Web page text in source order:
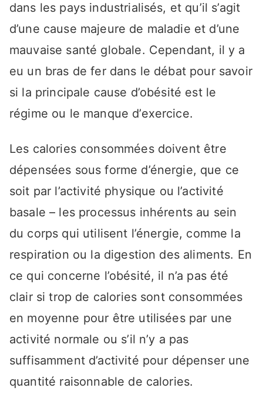
dans les pays industrialisés, et qu’il s’agit
d’une cause majeure de maladie et d’une
mauvaise santé globale. Cependant, il y a
eu un bras de fer dans le débat pour savoir
si la principale cause d’obésité est le
régime ou le manque d’exercice.
Les calories consommées doivent être
dépensées sous forme d’énergie, que ce
soit par l’activité physique ou l’activité
basale – les processus inhérents au sein
du corps qui utilisent l’énergie, comme la
respiration ou la digestion des aliments. En
ce qui concerne l’obésité, il n’a pas été
clair si trop de calories sont consommées
en moyenne pour être utilisées par une
activité normale ou s’il n’y a pas
suffisamment d’activité pour dépenser une
quantité raisonnable de calories.